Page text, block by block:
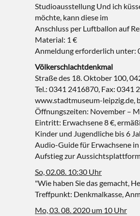
Studioausstellung Und ich
möchte, kann diese im
Anschluss per Luftballon auf
Material: 1 €
Anmeldung erforderlich unter:
Völkerschlachtdenkmal
Straße des 18. Oktober 100,
Tel.: 0341 2416870, Fax: 0341
www.stadtmuseum-leipzig.de,
Öffnungszeiten: November –
Eintritt: Erwachsene 8 €,
Kinder und Jugendliche bis 6
Audio-Guide für Erwachsene
Aufstieg zur
So, 02.08. 10:30 Uhr
"Wie haben Sie das gemacht,
Treffpunkt: Denkmalkasse,
Mo, 03. 08. 2020 um 10 Uhr